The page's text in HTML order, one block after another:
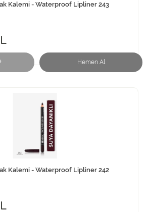
Hemen Al
Kalemi - Waterproof Lipliner 243
Kalemi - Waterproof Lipliner 242